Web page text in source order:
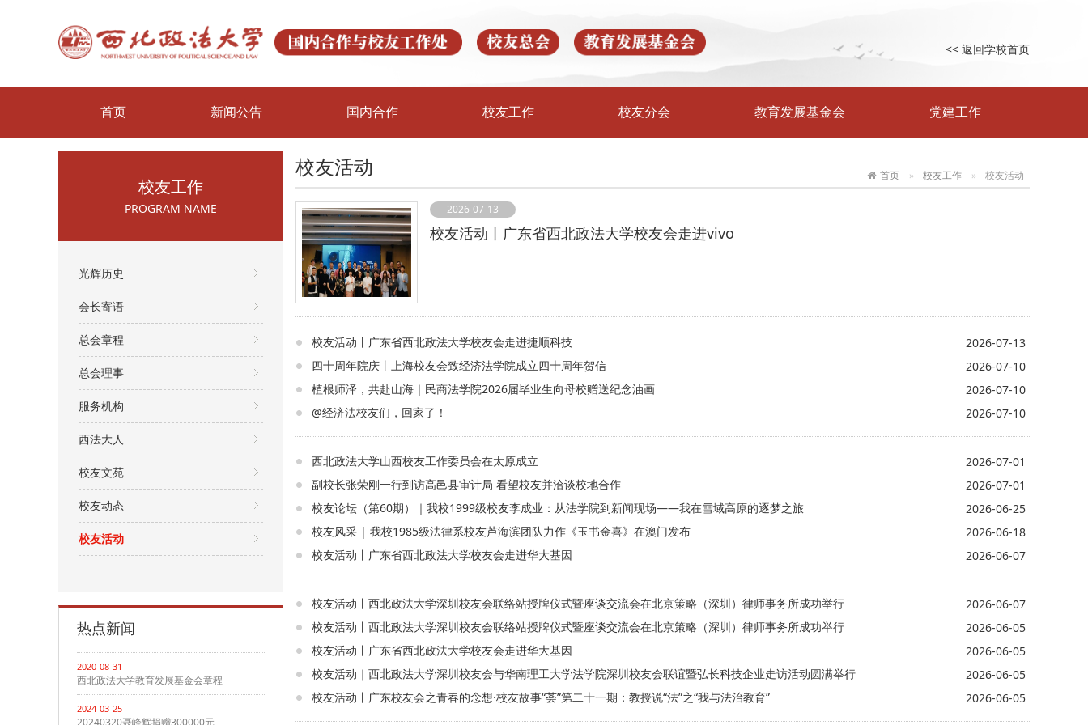
<< 返回学校首页
首页 新闻公告 国内合作 校友工作 校友分会 教育发展基金会 党建工作
校友工作
PROGRAM NAME
光辉历史
会长寄语
总会章程
总会理事
服务机构
西法大人
校友文苑
校友动态
校友活动
热点新闻
2020-08-31
西北政法大学教育发展基金会章程
2024-03-25
20240320聂峰辉捐赠300000元
首页 校友工作 校友活动
校友活动
2026-07-13
校友活动丨广东省西北政法大学校友会走进vivo
校友活动丨广东省西北政法大学校友会走进捷顺科技
2026-07-13
四十周年院庆丨上海校友会致经济法学院成立四十周年贺信
2026-07-10
植根师泽，共赴山海｜民商法学院2026届毕业生向母校赠送纪念油画
2026-07-10
@经济法校友们，回家了！
2026-07-10
西北政法大学山西校友工作委员会在太原成立
2026-07-01
副校长张荣刚一行到访高邑县审计局 看望校友并洽谈校地合作
2026-07-01
校友论坛（第60期）｜我校1999级校友李成业：从法学院到新闻现场——我在雪域高原的逐梦之旅
2026-06-25
校友风采 | 我校1985级法律系校友芦海滨团队力作《玉书金喜》在澳门发布
2026-06-18
校友活动丨广东省西北政法大学校友会走进华大基因
2026-06-07
校友活动丨西北政法大学深圳校友会联络站授牌仪式暨座谈交流会在北京策略（深圳）律师事务所成功举行
2026-06-07
校友活动丨西北政法大学深圳校友会联络站授牌仪式暨座谈交流会在北京策略（深圳）律师事务所成功举行
2026-06-05
校友活动丨广东省西北政法大学校友会走进华大基因
2026-06-05
校友活动｜西北政法大学深圳校友会与华南理工大学法学院深圳校友会联谊暨弘长科技企业走访活动圆满举行
2026-06-05
校友活动丨广东校友会之青春的念想·校友故事“荟”第二十一期：教授说“法”之“我与法治教育”
2026-06-05